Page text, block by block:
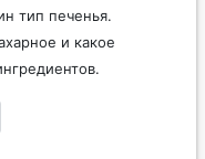
тип печенья.
и какое